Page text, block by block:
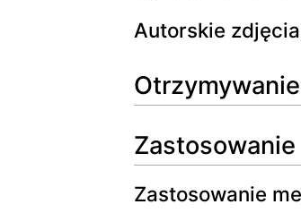
Autorskie
Zastosowanie
Zastosowanie